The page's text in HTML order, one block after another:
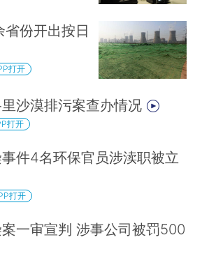
份开出按日
打开
沙漠排污案查办情况
打开
件4名环保官员涉渎职被立
打开
一审宣判 涉事公司被罚500